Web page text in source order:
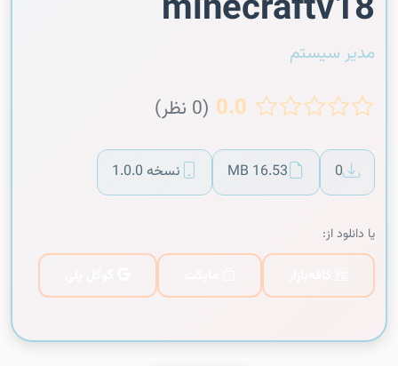
مدیر سیستم
0.0 (0 نظر)
0
16.53 MB نسخه 1.0.0
یا دانلود از: